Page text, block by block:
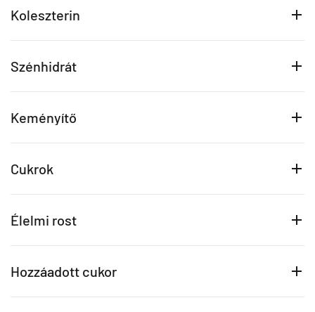
Koleszterin
Szénhidrát
Keményítő
Cukrok
Élelmi rost
Hozzáadott cukor